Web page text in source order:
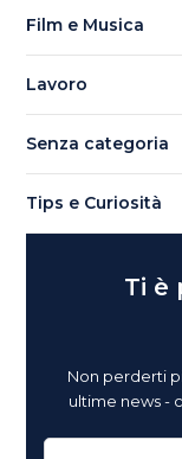
Film e Musica
Lavoro
Senza categoria
Tips e Curiosità
Ti è
Non perderti
ultime news -